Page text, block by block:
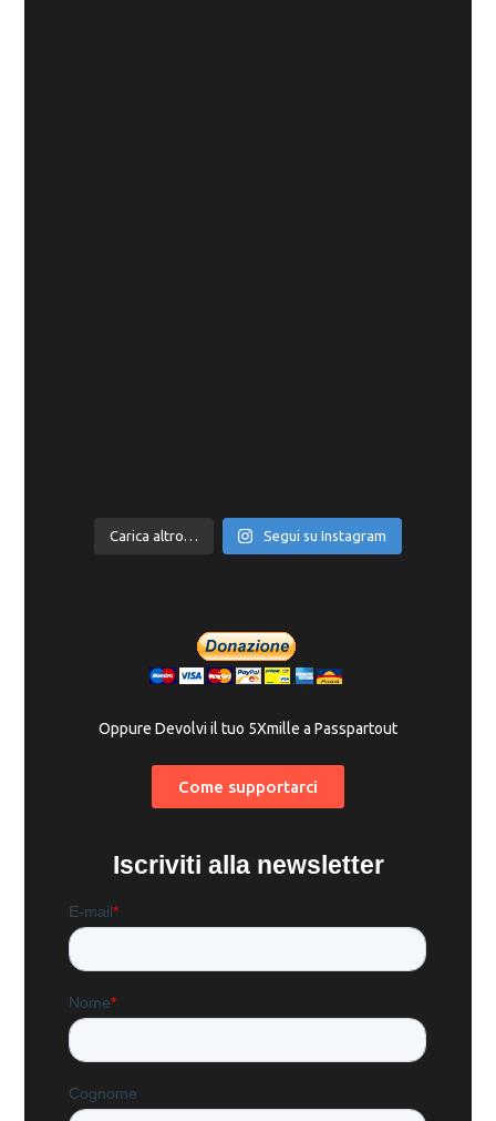
Carica altro… Segui su Instagram
Oppure Devolvi il tuo 5Xmille a Passpartout
Come supportarci
Iscriviti alla newsletter